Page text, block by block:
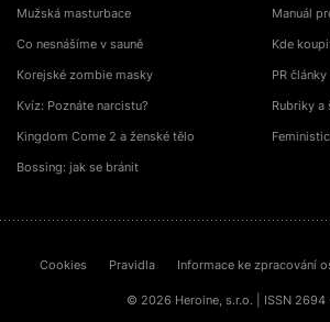
Mužská masturbace
Co nesnášíme v sauně
Korejské zombie masky
Kvíz: Poznáte narcistu?
Kingdom Come 2 a ženské tělo
Bossing: jak se bránit
Manuál
Kde
PR články
Rubriky a
Cookies Pravidla Informace ke zpracování
© 2026 Heroine, s.r.o. | ISSN 2694